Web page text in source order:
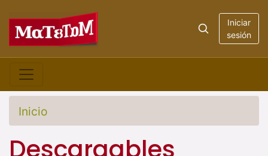
Iniciar
sesión
Inicio
Descargables